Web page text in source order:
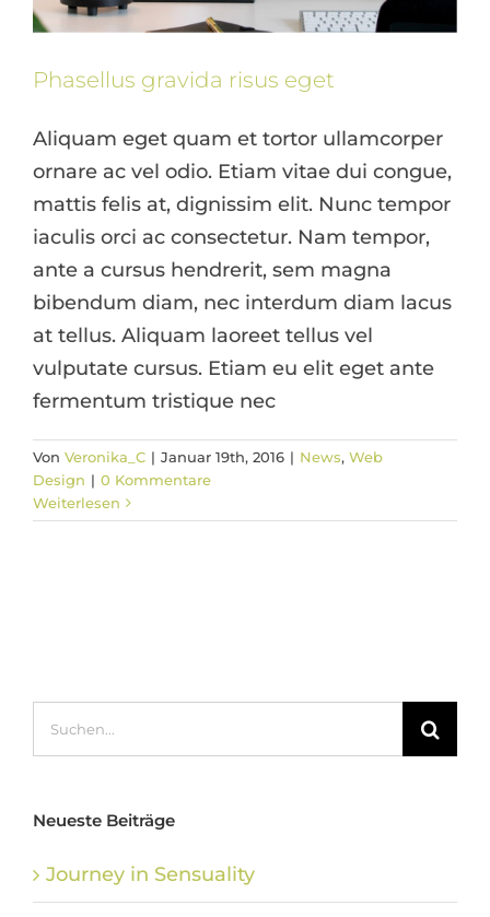
Phasellus gravida risus eget
Aliquam eget quam et tortor ullamcorper
ornare ac vel odio. Etiam vitae dui congue,
mattis felis at, dignissim elit. Nunc tempor
iaculis orci ac consectetur. Nam tempor,
ante a cursus hendrerit, sem magna
bibendum diam, nec interdum diam lacus
at tellus. Aliquam laoreet tellus vel
vulputate cursus. Etiam eu elit eget ante
fermentum tristique nec
Von Veronika_C | Januar 19th, 2016 | News, Web
Design | 0 Kommentare
Weiterlesen
nach:
Neueste Beiträge
Journey in Sensuality